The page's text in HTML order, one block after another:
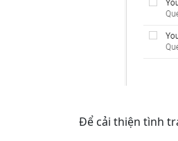
Để cải thiện tình